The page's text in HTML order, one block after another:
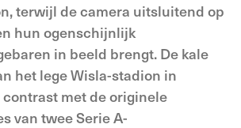
terwijl de camera uitsluitend op
hun ogenschijnlijk
in beeld brengt. De kale
het lege Wisla-stadion in
met de originele
van twee Serie A-